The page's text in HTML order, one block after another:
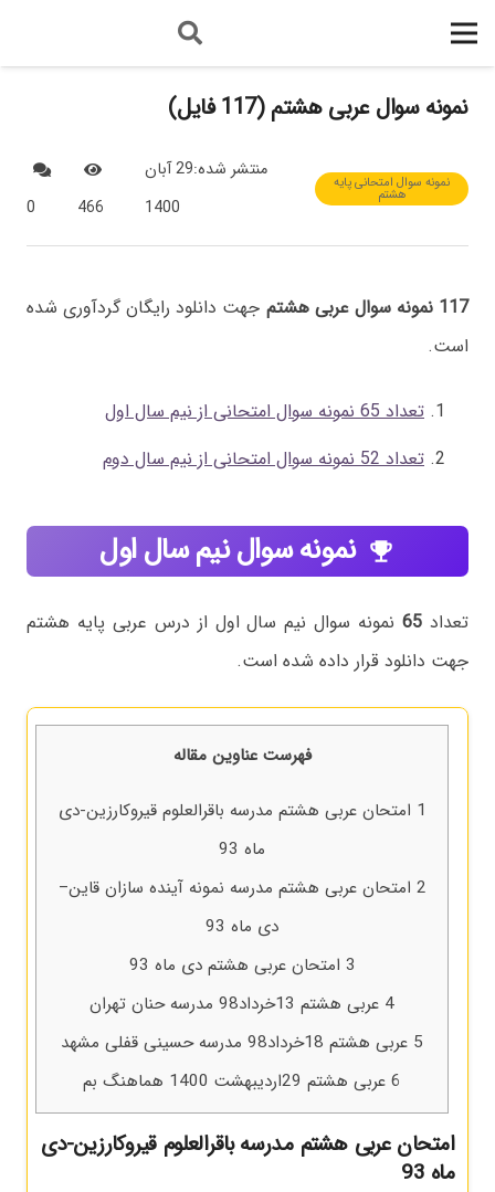
نمونه سوال عربی هشتم (117 فایل)
نمونه سوال امتحانی پایه
هشتم
منتشر شده:
29 آبان
1400
466
0
117 نمونه سوال عربی هشتم
جهت دانلود رایگان گردآوری شده
است.
تعداد 65 نمونه سوال امتحانی از نیم سال اول
تعداد 52 نمونه سوال امتحانی از نیم سال دوم
emoji_events نمونه سوال نیم سال اول
تعداد 65نمونه سوال نیم سال اول از درس عربی پایه هشتم
جهت دانلود قرار داده شده است.
فهرست عناوین مقاله
1 امتحان عربی هشتم مدرسه باقرالعلوم قیروکارزین-دی
ماه 93
2 امتحان عربی هشتم مدرسه نمونه آینده سازان قاین–
دی ماه 93
3 امتحان عربی هشتم دی ماه 93
4 عربی هشتم 13خرداد98 مدرسه حنان تهران
5 عربی هشتم 18خرداد98 مدرسه حسینی قفلی مشهد
6 عربی هشتم 29اردیبهشت 1400 هماهنگ بم
امتحان عربی هشتم مدرسه باقرالعلوم قیروکارزین-دی
ماه 93